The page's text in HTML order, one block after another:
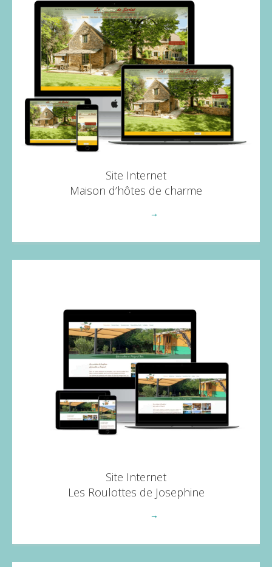
Site Internet
Maison d’hôtes de charme
→
Site Internet
Les Roulottes de Josephine
→